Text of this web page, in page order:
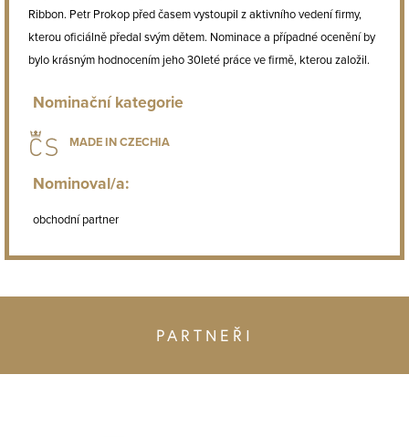
Ribbon. Petr Prokop před časem vystoupil z aktivního vedení firmy,
kterou oficiálně předal svým dětem. Nominace a případné ocenění by
bylo krásným hodnocením jeho 30leté práce ve firmě, kterou založil.
Nominační kategorie
MADE IN CZECHIA
Nominoval/a:
obchodní partner
PARTNEŘI